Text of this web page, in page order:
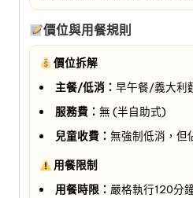
價位與用餐規則
價位拆解
主餐/低消： 早午餐/義大
服務費： 無 (半自助式)
兒童收費： 無強制低消，但
用餐限制
用餐時限： 嚴格執行120分